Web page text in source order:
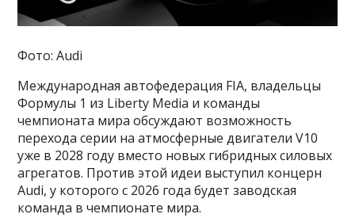
Фото: Audi
Международная автофедерация FIA, владельцы
Формулы 1 из Liberty Media и команды
чемпионата мира обсуждают возможность
перехода серии на атмосферные двигатели V10
уже в 2028 году вместо новых гибридных силовых
агрегатов. Против этой идеи выступил концерн
Audi, у которого с 2026 года будет заводская
команда в чемпионате мира.